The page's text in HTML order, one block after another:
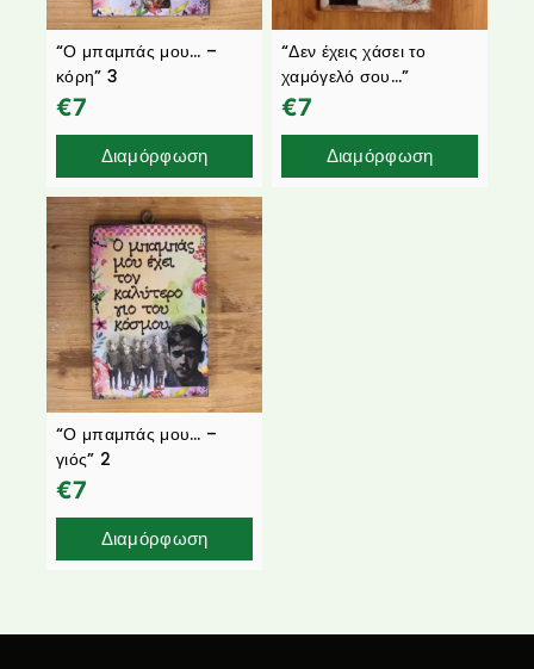
“Ο μπαμπάς μου… –
κόρη” 3
€7
Διαμόρφωση
“Δεν έχεις χάσει το
χαμόγελό σου…”
€7
Διαμόρφωση
“Ο μπαμπάς μου… –
γιός” 2
€7
Διαμόρφωση